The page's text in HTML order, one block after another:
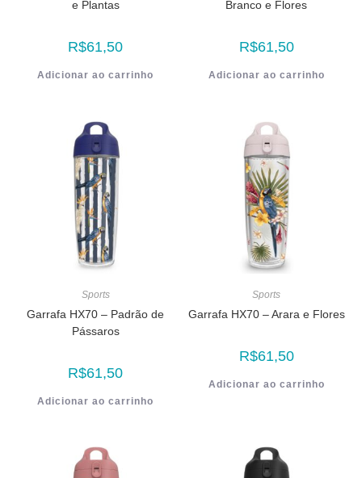
e Plantas
R$61,50
Adicionar ao carrinho
Branco e Flores
R$61,50
Adicionar ao carrinho
Sports
Garrafa HX70 – Padrão de
Pássaros
R$61,50
Adicionar ao carrinho
Sports
Garrafa HX70 – Arara e Flores
R$61,50
Adicionar ao carrinho